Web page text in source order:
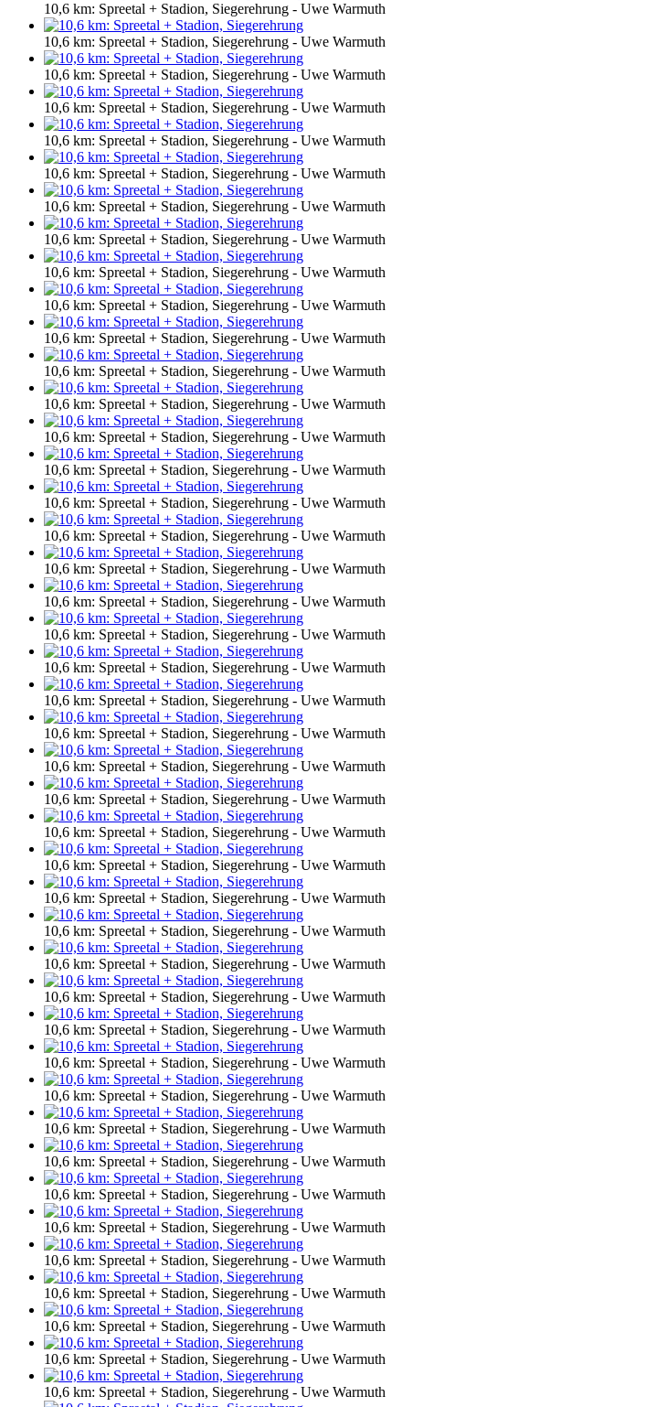
10,6 km: Spreetal + Stadion, Siegerehrung - Uwe Warmuth
10,6 km: Spreetal + Stadion, Siegerehrung - Uwe Warmuth
10,6 km: Spreetal + Stadion, Siegerehrung - Uwe Warmuth
10,6 km: Spreetal + Stadion, Siegerehrung - Uwe Warmuth
10,6 km: Spreetal + Stadion, Siegerehrung - Uwe Warmuth
10,6 km: Spreetal + Stadion, Siegerehrung - Uwe Warmuth
10,6 km: Spreetal + Stadion, Siegerehrung - Uwe Warmuth
10,6 km: Spreetal + Stadion, Siegerehrung - Uwe Warmuth
10,6 km: Spreetal + Stadion, Siegerehrung - Uwe Warmuth
10,6 km: Spreetal + Stadion, Siegerehrung - Uwe Warmuth
10,6 km: Spreetal + Stadion, Siegerehrung - Uwe Warmuth
10,6 km: Spreetal + Stadion, Siegerehrung - Uwe Warmuth
10,6 km: Spreetal + Stadion, Siegerehrung - Uwe Warmuth
10,6 km: Spreetal + Stadion, Siegerehrung - Uwe Warmuth
10,6 km: Spreetal + Stadion, Siegerehrung - Uwe Warmuth
10,6 km: Spreetal + Stadion, Siegerehrung - Uwe Warmuth
10,6 km: Spreetal + Stadion, Siegerehrung - Uwe Warmuth
10,6 km: Spreetal + Stadion, Siegerehrung - Uwe Warmuth
10,6 km: Spreetal + Stadion, Siegerehrung - Uwe Warmuth
10,6 km: Spreetal + Stadion, Siegerehrung - Uwe Warmuth
10,6 km: Spreetal + Stadion, Siegerehrung - Uwe Warmuth
10,6 km: Spreetal + Stadion, Siegerehrung - Uwe Warmuth
10,6 km: Spreetal + Stadion, Siegerehrung - Uwe Warmuth
10,6 km: Spreetal + Stadion, Siegerehrung - Uwe Warmuth
10,6 km: Spreetal + Stadion, Siegerehrung - Uwe Warmuth
10,6 km: Spreetal + Stadion, Siegerehrung - Uwe Warmuth
10,6 km: Spreetal + Stadion, Siegerehrung - Uwe Warmuth
10,6 km: Spreetal + Stadion, Siegerehrung - Uwe Warmuth
10,6 km: Spreetal + Stadion, Siegerehrung - Uwe Warmuth
10,6 km: Spreetal + Stadion, Siegerehrung - Uwe Warmuth
10,6 km: Spreetal + Stadion, Siegerehrung - Uwe Warmuth
10,6 km: Spreetal + Stadion, Siegerehrung - Uwe Warmuth
10,6 km: Spreetal + Stadion, Siegerehrung - Uwe Warmuth
10,6 km: Spreetal + Stadion, Siegerehrung - Uwe Warmuth
10,6 km: Spreetal + Stadion, Siegerehrung - Uwe Warmuth
10,6 km: Spreetal + Stadion, Siegerehrung - Uwe Warmuth
10,6 km: Spreetal + Stadion, Siegerehrung - Uwe Warmuth
10,6 km: Spreetal + Stadion, Siegerehrung - Uwe Warmuth
10,6 km: Spreetal + Stadion, Siegerehrung - Uwe Warmuth
10,6 km: Spreetal + Stadion, Siegerehrung - Uwe Warmuth
10,6 km: Spreetal + Stadion, Siegerehrung - Uwe Warmuth
10,6 km: Spreetal + Stadion, Siegerehrung - Uwe Warmuth
10,6 km: Spreetal + Stadion, Siegerehrung - Uwe Warmuth